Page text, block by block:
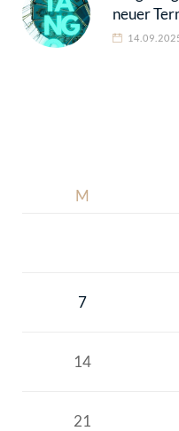
neuer
M
7
14
21